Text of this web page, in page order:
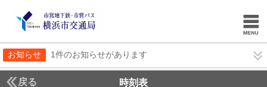
お知らせ 1件のお知らせがあります
戻る 時刻表